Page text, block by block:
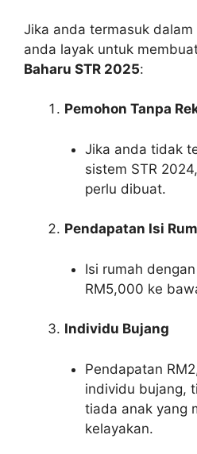
Jika anda termasuk
anda layak untuk
Baharu STR 2025:
Pemohon Tanpa
Jika anda tidak
sistem STR
perlu dibuat.
Pendapatan Isi
Isi rumah
RM5,000 ke
Individu Bujang
Pendapatan
individu bujang,
tiada anak yang
kelayakan.